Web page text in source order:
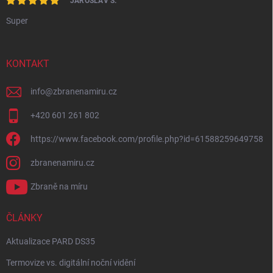
Super
KONTAKT
info@zbranenamiru.cz
+420 601 261 802
https://www.facebook.com/profile.php?id=61588259649758
zbranenamiru.cz
Zbraně na míru
ČLÁNKY
Aktualizace PARD DS35
Termovize vs. digitální noční vidění